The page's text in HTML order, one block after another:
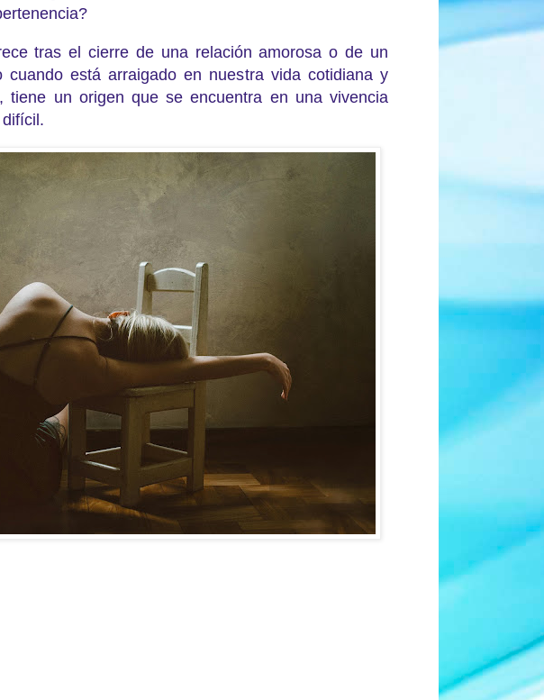
tras el cierre de una relación amorosa o de un
está arraigado en nuestra vida cotidiana y
tiene un origen que se encuentra en una vivencia